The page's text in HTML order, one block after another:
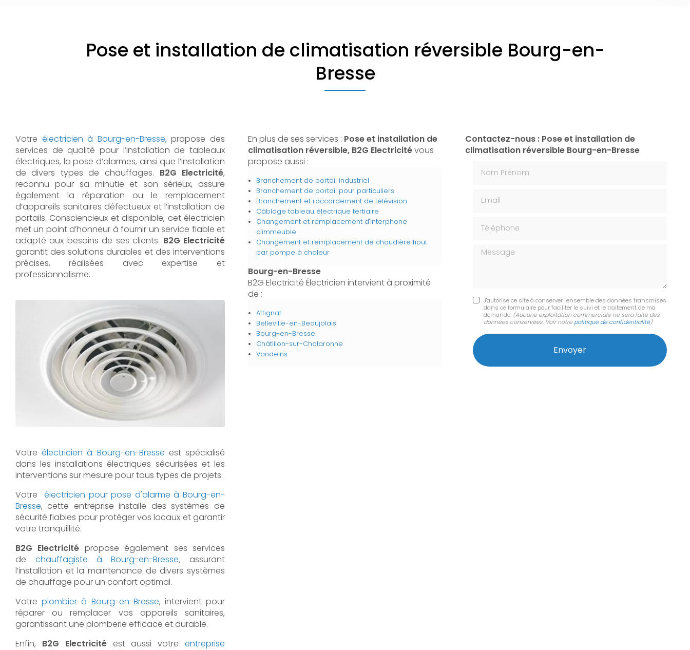
Pose et installation de climatisation réversible Bourg-en-
Bresse
Votre électricien à Bourg-en-Bresse, propose des
services de qualité pour l’installation de tableaux
électriques, la pose d’alarmes, ainsi que l’installation
de divers types de chauffages. B2G Electricité,
reconnu pour sa minutie et son sérieux, assure
également la réparation ou le remplacement
d’appareils sanitaires défectueux et l’installation de
portails. Consciencieux et disponible, cet électricien
met un point d’honneur à fournir un service fiable et
adapté aux besoins de ses clients. B2G Electricité
garantit des solutions durables et des interventions
précises, réalisées avec expertise et
professionnalisme.
Votreélectricien à Bourg-en-Bresse est spécialisé
dans les installations électriques sécurisées et les
interventions sur mesure pour tous types de projets.
Votreélectricien pour pose d'alarme à Bourg-en-
Bresse, cette entreprise installe des systèmes de
sécurité fiables pour protéger vos locaux et garantir
votre tranquillité.
B2G Electricité propose également ses services
de chauffagiste à Bourg-en-Bresse, assurant
l’installation et la maintenance de divers systèmes
de chauffage pour un confort optimal.
Votreplombier à Bourg-en-Bresse, intervient pour
réparer ou remplacer vos appareils sanitaires,
garantissant une plomberie efficace et durable.
Enfin, B2G Electricitéest aussi votreentreprise
En plus de ses services : Pose et installation de
climatisation réversible, B2G Electricitévous
propose aussi :
Branchement de portail industriel
Branchement de portail pour particuliers
Branchement et raccordement de télévision
Câblage tableau électrique tertiaire
Changement et remplacement d'interphone
d'immeuble
Changement et remplacement de chaudière fioul
par pompe à chaleur
Bourg-en-Bresse
B2G Electricité Électricien intervient à proximité
de :
Attignat
Belleville-en-Beaujolais
Bourg-en-Bresse
Châtillon-sur-Chalaronne
Vandeins
Contactez-nous : Pose et installation de
climatisation réversible Bourg-en-Bresse
Message
J'autorise ce site à conserver l'ensemble des données transmises
dans ce formulaire pour faciliter le suivi et le traitement de ma
demande. (Aucune exploitation commerciale ne sera faite des
données conservées. Voir notre politique de confidentialité)